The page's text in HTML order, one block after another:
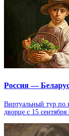
Россия —
Виртуальный тур по
дворце с 15